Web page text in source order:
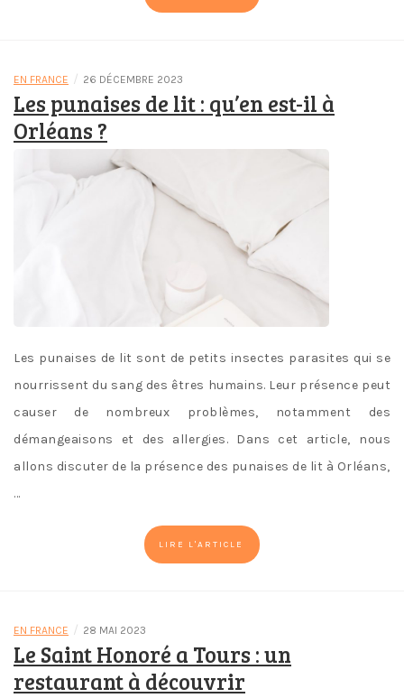
EN FRANCE / 26 DÉCEMBRE 2023
Les punaises de lit : qu’en est-il à
Orléans ?
Les punaises de lit sont de petits insectes parasites qui se
nourrissent du sang des êtres humains. Leur présence peut
causer de nombreux problèmes, notamment des
démangeaisons et des allergies. Dans cet article, nous
allons discuter de la présence des punaises de lit à Orléans,
…
LIRE L'ARTICLE
EN FRANCE / 28 MAI 2023
Le Saint Honoré a Tours : un
restaurant à découvrir